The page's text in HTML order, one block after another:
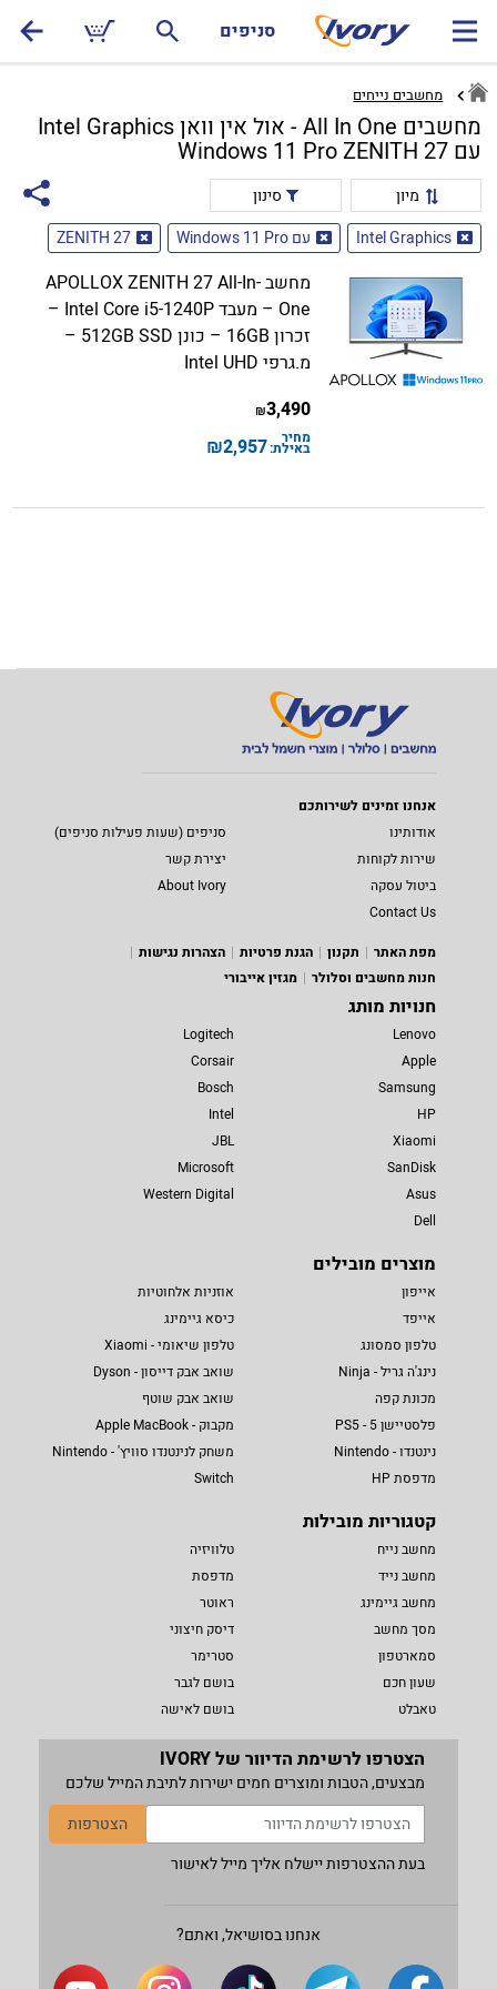
סניפים
מחשבים נייחים
מחשבים All In One - אול אין וואן Intel Graphics
עם Windows 11 Pro ZENITH 27
מיון
סינון
Intel Graphics
עם Windows 11 Pro ZENITH 27
מחשב APOLLOX ZENITH 27 All-In-
One – מעבד Intel Core i5-1240P –
זכרון 16GB – כונן 512GB SSD –
מ.גרפי Intel UHD
3,490
₪
מחיר
באילת:2,957
₪
אנחנו זמינים לשירותכם
אודותינו
סניפים (שעות פעילות סניפים)
שירות לקוחות
יצירת קשר
ביטול עסקה
About Ivory
Contact Us
מפת האתר
תקנון הגנת פרטיות
הצהרות נגישות
חנות מחשבים וסלולר
מגזין אייבורי
חנויות מותג
Lenovo
Apple
Samsung
HP
Xiaomi
SanDisk
Asus
Dell
Logitech
Corsair
Bosch
Intel
JBL
Microsoft
Western Digital
מוצרים מובילים
אייפון
אייפד
טלפון סמסונג
נינג'ה גריל - Ninja
מכונת קפה
פלסטיישן 5 - PS5
נינטנדו - Nintendo
מדפסת HP
אוזניות אלחוטיות
כיסא גיימינג
טלפון שיאומי - Xiaomi
שואב אבק דייסון - Dyson
שואב אבק שוטף
מקבוק - Apple MacBook
משחק לנינטנדו סוויץ' - Nintendo
Switch
קטגוריות מובילות
מחשב נייח
מחשב נייד
מחשב גיימינג
מסך מחשב
סמארטפון
שעון חכם
טאבלט
טלוויזיה
מדפסת
ראוטר
דיסק חיצוני
סטרימר
בושם לגבר
בושם לאישה
הצטרפו לרשימת הדיוור של IVORY
מבצעים, הטבות ומוצרים חמים ישירות לתיבת המייל שלכם
הצטרפות
בעת ההצטרפות יישלח אליך מייל לאישור
אנחנו בסושיאל, ואתם?